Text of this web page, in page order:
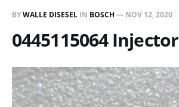
BYWALLE DISESEL IN BOSCH — NOV 12, 2020
0445115064 Injector